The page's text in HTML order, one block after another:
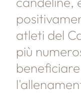
atleti del
più